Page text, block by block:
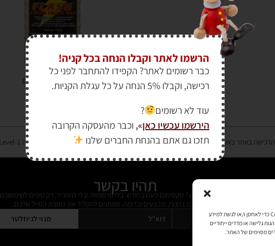
כדי לספק חוויית משתמש מיטבית, אנו משתמשים בטכנולוגיות כמו קובצי Cookie כדי לאחסן ו/או לגשת למידע
גלישה או מדדים ייחודיים
מסוימים של האתר.
154.00
₪135.00
הרכישה באתר באמצעות כרטיס אשראי מאובטחת במפתח הצפנה EV SSL והעומד בתקן אבטחה PCI DSS Level-1
תהיו בקשר
רוצים לקבל מידי פעם מידע? מקסימום פעם בחודש. בלי פרסומות ובלי להטריד. רק טיפים לשימושכם,
מידע על דברים חדשים בחנות, מבצעים וכדומה. מוזמנים להקליד את כתובת המייל שלכם:
מנוי לניוזלטר
הרשמו לאתר וקבלו הנחה בכל קניה!
כבר רשומים לאתר? הקפידו להתחבר לפני כל
רכישה, וקבלו 5% הנחה על כל עגלת הקניות.
עוד לא רשומים
?
הירשמו עכשיו כאן»
, וכבר מהעסקה הקרובה
תזכו גם אתם בהנחת החברים שלנו